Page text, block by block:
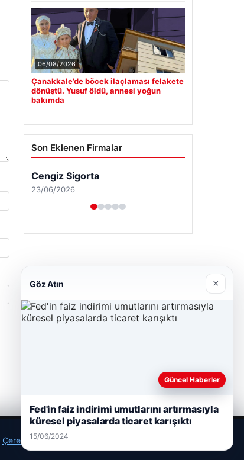
06/08/2026
Çanakkale’de böcek ilaçlaması felakete
dönüştü. Yusuf öldü, annesi yoğun
bakımda
Son Eklenen Firmalar
Çerez Politikamız
Göz Atın ×
Güncel Haberler
Fed'in faiz indirimi umutlarını artırmasıyla
küresel piyasalarda ticaret karışıktı
15/06/2024